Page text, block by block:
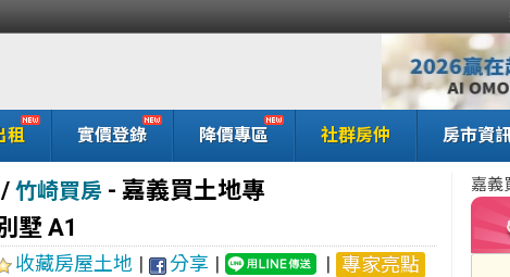
租 實價登錄 降價專區 社群房仲 房市資
竹崎買房 - 嘉義買土地專
墅 A1
收藏房屋土地 | 分享 | | 專家亮點
嘉義